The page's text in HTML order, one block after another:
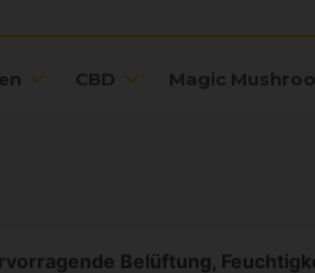
CBD Magic
Belüftung,